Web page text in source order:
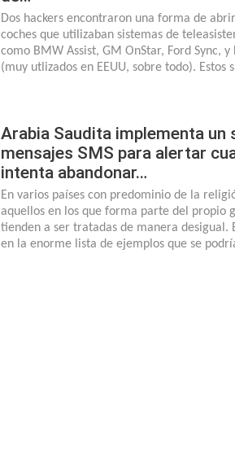
Dos hackers encontraron una forma de
coches que utilizaban sistemas de
como BMW Assist, GM OnStar, Ford Sync,
(muy utlizados en EEUU, sobre todo). Estos
Arabia Saudita implementa un
mensajes SMS para alertar
intenta abandonar…
En varios países con predominio de la
aquellos en los que forma parte del propio
tienden a ser tratadas de manera desigual.
en la enorme lista de ejemplos que se